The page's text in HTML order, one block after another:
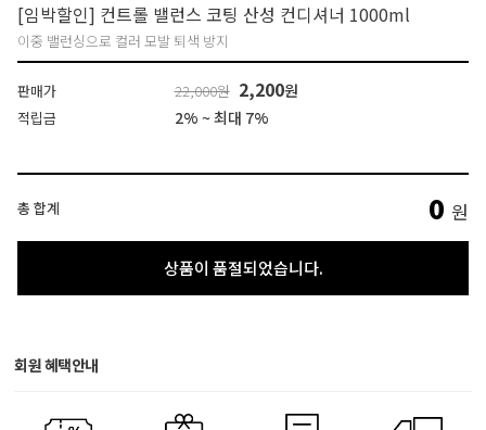
[임박할인] 컨트롤 밸런스 코팅 산성 컨디셔너 1000ml
이중 밸런싱으로 컬러 모발 퇴색 방지
판매가 22,000원 2,200원
적립금 2% ~ 최대 7%
총 합계 0 원
상품이 품절되었습니다.
회원 혜택안내